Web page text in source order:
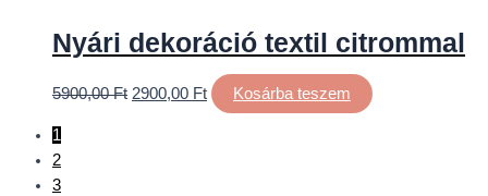
Nyári dekoráció textil citrommal
5900,00Ft 2900,00 Ft Kosárba teszem
1
2
3